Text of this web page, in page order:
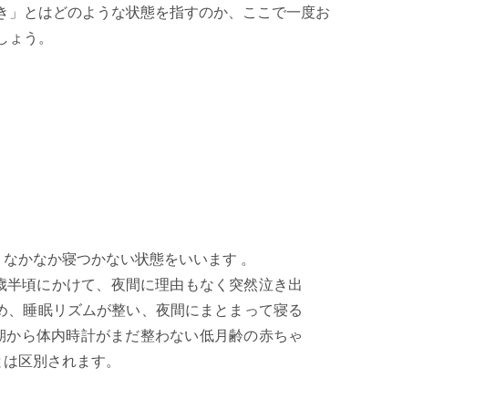
」とはどのような状態を指すのか、ここで一度お
ょう。
かなか寝つかない状態をいいます 。
頃にかけて、夜間に理由もなく突然泣き出
睡眠リズムが整い、夜間にまとまって寝る
ら体内時計がまだ整わない低月齢の赤ちゃ
区別されます。